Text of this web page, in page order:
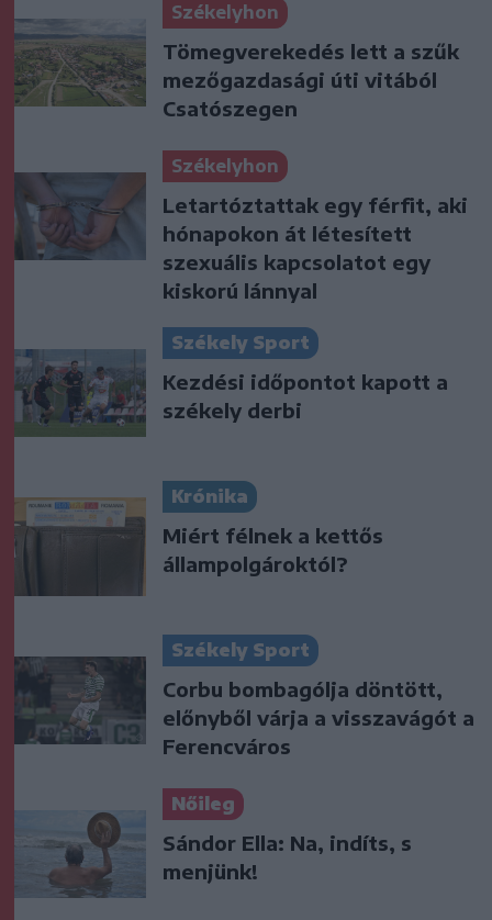
Székelyhon
Tömegverekedés lett a szűk
mezőgazdasági úti vitából
Csatószegen
Székelyhon
Letartóztattak egy férfit, aki
hónapokon át létesített
szexuális kapcsolatot egy
kiskorú lánnyal
Székely Sport
Kezdési időpontot kapott a
székely derbi
Krónika
Miért félnek a kettős
állampolgároktól?
Székely Sport
Corbu bombagólja döntött,
előnyből várja a visszavágót a
Ferencváros
Nőileg
Sándor Ella: Na, indíts, s
menjünk!